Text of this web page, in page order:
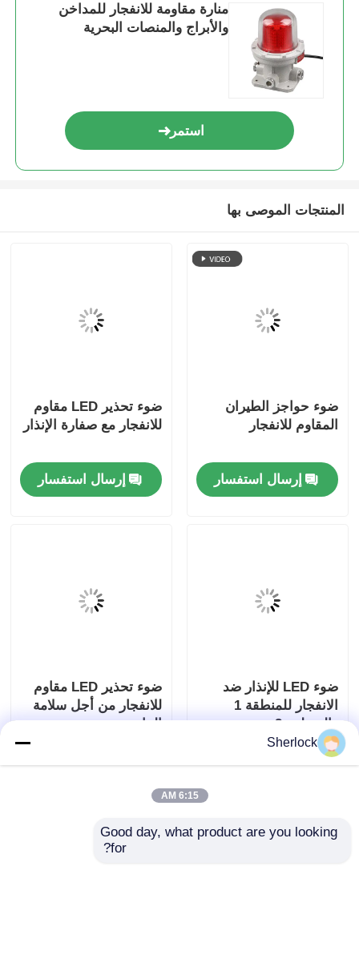
منارة مقاومة للانفجار للمداخن
والأبراج والمنصات البحرية
استمر
المنتجات الموصى بها
ضوء حواجز الطيران
المقاوم للانفجار
إرسال استفسار
ضوء تحذير LED مقاوم
للانفجار مع صفارة الإنذار
إرسال استفسار
ضوء LED للإنذار ضد
الانفجار للمنطقة 1
والمنطقة 2
ضوء تحذير LED مقاوم
للانفجار من أجل سلامة
النبات
Sherlock
6:15 AM
Good day, what product are you looking
for?